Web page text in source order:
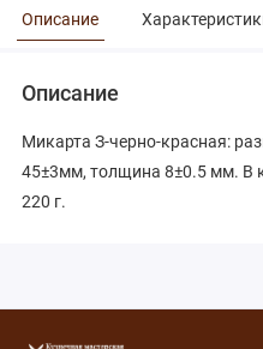
Описание
Описание
Микарта З-черно-красная:
45±3мм, толщина 8±0.5 мм. В
220 г.